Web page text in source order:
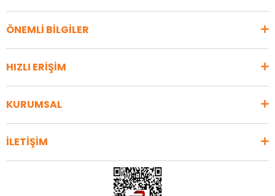
ÖNEMLİ BİLGİLER
HIZLI ERİŞİM
KURUMSAL
İLETİŞİM